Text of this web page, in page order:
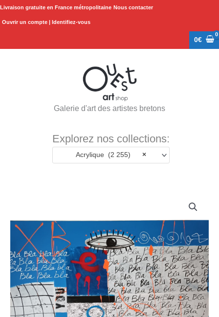
Aller
Livraison gratuite en France métropolitaine Nous contacter
Ouvrir un compte | Identifiez-vous
0€
Galerie d'art des artistes bretons
Explorez nos collections:
×
Acrylique (2 255)
"Words"